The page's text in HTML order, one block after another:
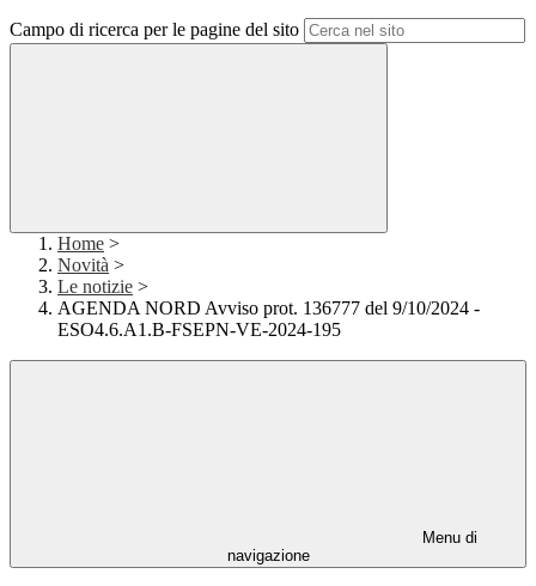
Campo di ricerca per le pagine del sito
Home >
Novità >
Le notizie >
AGENDA NORD Avviso prot. 136777 del 9/10/2024 -
ESO4.6.A1.B-FSEPN-VE-2024-195
Menu di
navigazione